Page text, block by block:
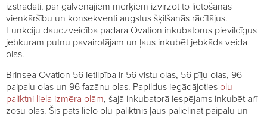
izstrādāti, par galvenajiem mērķiem izvirzot to lietošanas
vienkāršību un konsekventi augstus šķilšanās rādītājus.
Funkciju daudzveidība padara Ovation inkubatorus pievilcīgus
jebkuram putnu pavairotājam un ļaus inkubēt jebkāda veida
olas.
Brinsea Ovation 56 ietilpība ir 56 vistu olas, 56 pīļu olas, 96
paipalu olas un 96 fazānu olas. Papildus iegādājoties olu
paliktni liela izmēra olām, šajā inkubatorā iespējams inkubēt arī
zosu olas. Šis pats lielo olu paliktnis ļaus palielināt paipalu un